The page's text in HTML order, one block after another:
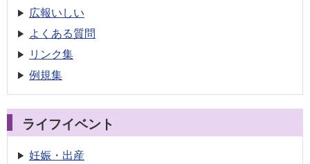
広報いしい
よくある質問
リンク集
例規集
ライフイベント
妊娠・出産